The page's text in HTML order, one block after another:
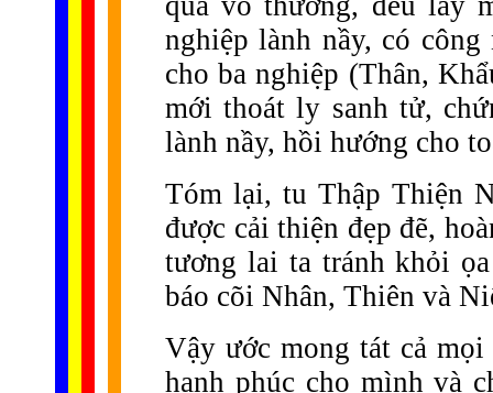
nghiệp lành nầy, có
cho ba nghiệp (Thân,
mới thoát ly sanh tử,
lành nầy, hồi hướng cho
Tóm lại, tu Thập Thiện
được cải thiện đẹp đẽ,
tương lai ta tránh khỏi
báo cõi Nhân, Thiên và
Vậy ước mong tát cả
hạnh phúc cho mình và